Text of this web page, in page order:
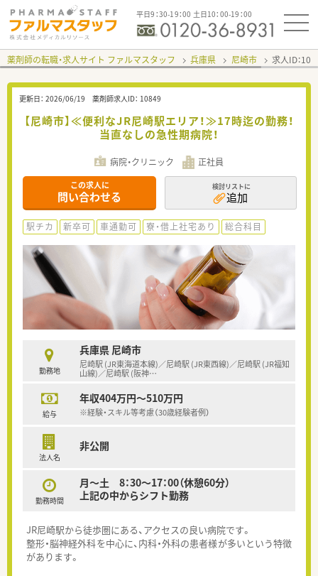
平日9：30-19：00 土日10：00-19：00
薬剤師の転職・求人サイト ファルマスタッフ 兵庫県 尼崎市 求人ID：
更新日： 2026/06/19 薬剤師求人ID： 10849
【尼崎市】≪便利なJR尼崎駅エリア！≫17時迄の勤務！
当直なしの急性期病院！
病院・クリニック 正社員
この求人に
問い合わせる
検討リストに
追加
駅チカ 新卒可 車通勤可 寮・借上社宅あり 総合科目
勤務地
兵庫県 尼崎市
尼崎駅 (JR東海道本線)／尼崎駅 (JR東西線)／尼崎駅 (JR福知
山線)／尼崎駅 (阪神…
給与
年収404万円～510万円
※経験・スキル等考慮（30歳経験者例）
法人名
非公開
勤務時間
月～土 8：30～17：00（休憩60分）
上記の中からシフト勤務
JR尼崎駅から徒歩圏にある、アクセスの良い病院です。
整形・脳神経外科を中心に、内科・外科の患者様が多いという特徴
があります。